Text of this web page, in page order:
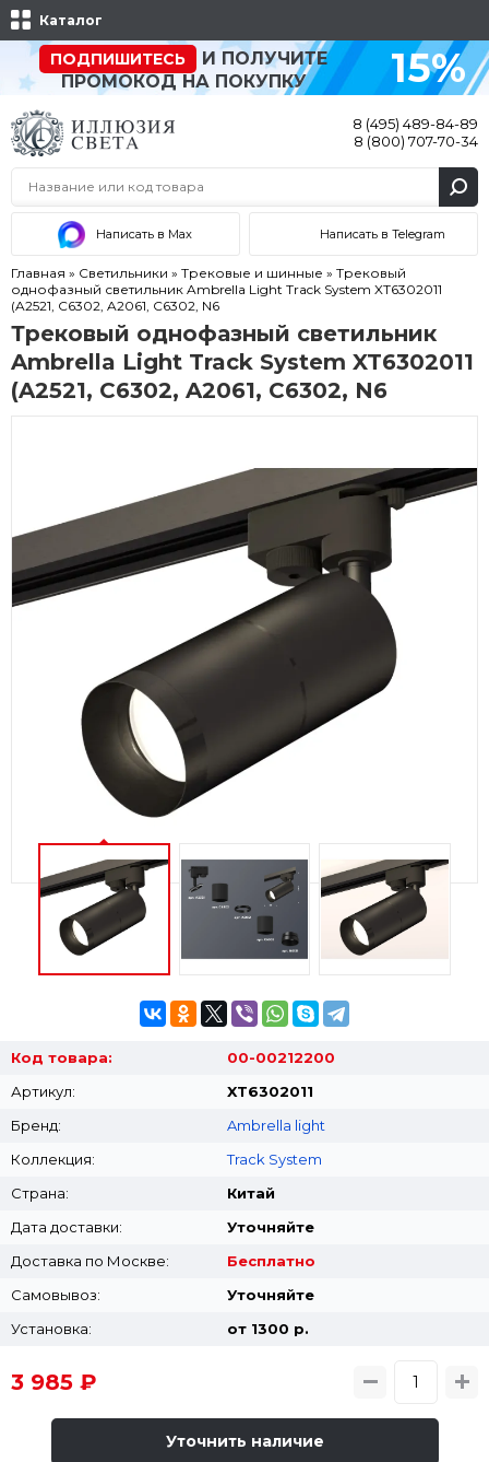
Каталог
ПОДПИШИТЕСЬ
И ПОЛУЧИТЕ
ПРОМОКОД НА ПОКУПКУ
15%
8 (495) 489-84-89
8 (800) 707-70-34
Написать в Max Написать в Telegram
Главная » Светильники » Трековые и шинные » Трековый
однофазный светильник Ambrella Light Track System XT6302011
(A2521, C6302, A2061, C6302, N6
Трековый однофазный светильник
Ambrella Light Track System XT6302011
(A2521, C6302, A2061, C6302, N6
Код товара:
00-00212200
Артикул:
XT6302011
Бренд:
Ambrella light
Коллекция:
Track System
Страна:
Китай
Дата доставки:
Уточняйте
Доставка по Москве:
Бесплатно
Самовывоз:
Уточняйте
Установка:
от 1300 p.
3 985 ₽
Уточнить наличие